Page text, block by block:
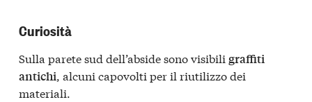
Curiosità
Sulla parete sud dell’abside sono visibili graffiti
antichi, alcuni capovolti per il riutilizzo dei
materiali.